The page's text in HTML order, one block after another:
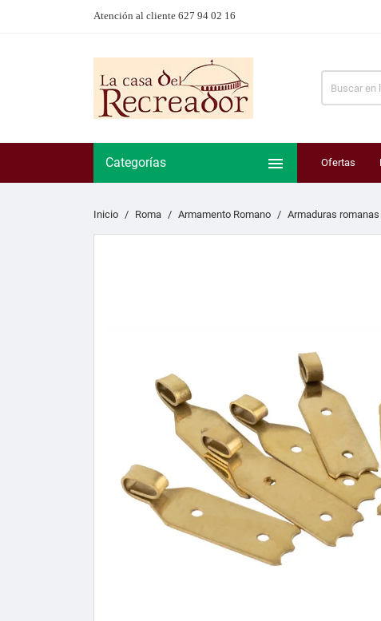
Atención al cliente 627 94 02 16
Categorías  Ofertas
Inicio Roma Armamento Romano Armaduras romanas